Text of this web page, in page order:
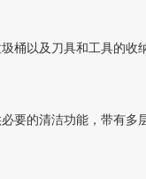
以及刀具和工具的收纳
供必要的清洁功能，